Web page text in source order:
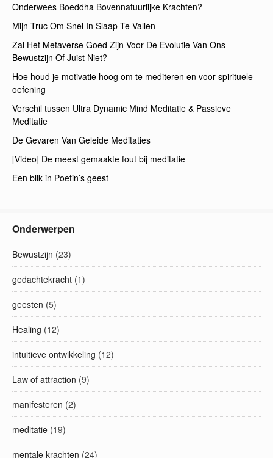
Onderwees Boeddha Bovennatuurlijke Krachten?
Mijn Truc Om Snel In Slaap Te Vallen
Zal Het Metaverse Goed Zijn Voor De Evolutie Van Ons
Bewustzijn Of Juist Niet?
Hoe houd je motivatie hoog om te mediteren en voor spirituele
oefening
Verschil tussen Ultra Dynamic Mind Meditatie & Passieve
Meditatie
De Gevaren Van Geleide Meditaties
[Video] De meest gemaakte fout bij meditatie
Een blik in Poetin’s geest
Onderwerpen
Bewustzijn (23)
gedachtekracht (1)
geesten (5)
Healing (12)
intuitieve ontwikkeling (12)
Law of attraction (9)
manifesteren (2)
meditatie (19)
mentale krachten (24)